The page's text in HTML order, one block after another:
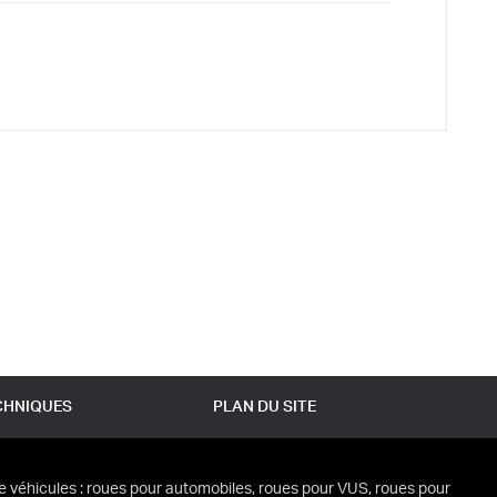
PLAN DU SITE
véhicules : roues pour automobiles, roues pour VUS, roues pour